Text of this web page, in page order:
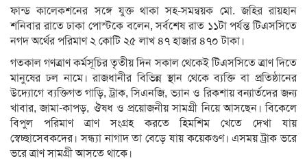
ফান্ড কালেকশনের সঙ্গে যুক্ত থাকা সহ-সমন্বয়ক মো. জহির রায়হান
শনিবার রাতে ঢাকা পোস্টকে বলেন, সর্বশেষ রাত ১১টা পর্যন্ত টিএসসিতে
নগদ অর্থের পরিমাণ ২ কোটি ২৫ লাখ ৪৭ হাজার ৪৭০ টাকা।
গতকাল গণত্রাণ কর্মসূচির তৃতীয় দিন সকাল থেকেই টিএসসিতে ত্রাণ দিতে
মানুষের ঢল নামে। রাজধানীর বিভিন্ন স্থান থেকে ব্যক্তি বা প্রতিষ্ঠানের
উদ্যোগে ব্যক্তিগত গাড়ি, ট্রাক, সিএনজি, ভ্যান ও রিকশায় বন্যার্তদের জন্য
খাবার, জামা-কাপড়, ঔষধ ও প্রয়োজনীয় সামগ্রী নিয়ে আসছেন। বিকেলে
বিপুল পরিমাণ ত্রাণ সংগ্রহ করতে হিমশিম খেতে দেখা যায়
স্বেচ্ছাসেবকদের। সন্ধ্যা নাগাদ তা বেড়ে যায় কয়েকগুণ। এসময় ট্রাক ভরে
ভরে ত্রাণ সামগ্রী আসতে থাকে।